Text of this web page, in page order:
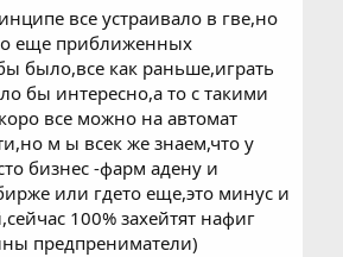
все устраивало в гве,но
еще приближенных
было,все как раньше,играть
бы интересно,а то с такими
все можно на автомат
м ы всек же знаем,что у
бизнес -фарм адену и
или гдето еще,это минус и
100% захейтят нафиг
предпрениматели)